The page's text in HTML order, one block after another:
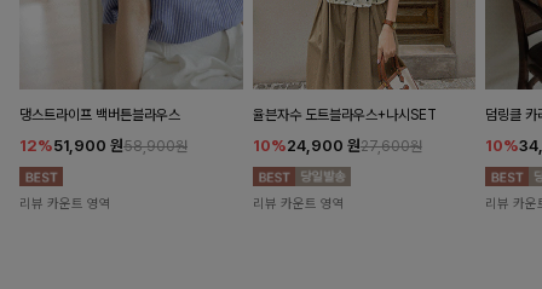
댕스트라이프 백버튼블라우스
12%51,900 원58,900원
리뷰 카운트 영역
율븐자수 도트블라우스+나시SET
10%24,900 원27,600원
리뷰 카운트 영역
덤링클 카
10%
리뷰 카운